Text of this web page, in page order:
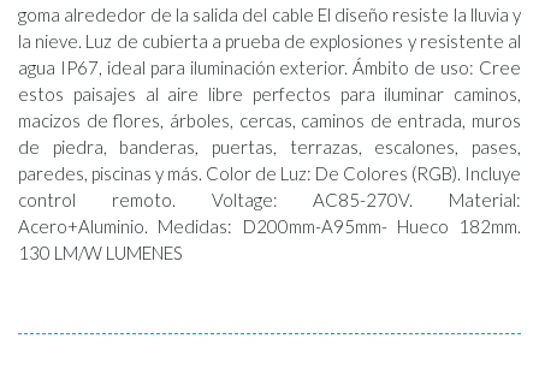
goma alrededor de la salida del cable El diseño resiste la lluvia y
la nieve. Luz de cubierta a prueba de explosiones y resistente al
agua IP67, ideal para iluminación exterior. Ámbito de uso: Cree
estos paisajes al aire libre perfectos para iluminar caminos,
macizos de flores, árboles, cercas, caminos de entrada, muros
de piedra, banderas, puertas, terrazas, escalones, pases,
paredes, piscinas y más. Color de Luz: De Colores (RGB). Incluye
control remoto. Voltage: AC85-270V. Material:
Acero+Aluminio. Medidas: D200mm-A95mm- Hueco 182mm.
130 LM/W LUMENES